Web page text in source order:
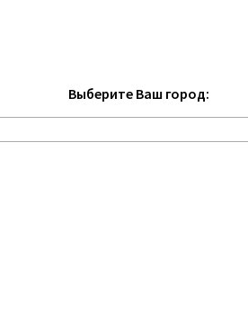
Выберите Ваш город: